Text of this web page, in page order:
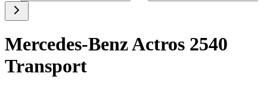
Mercedes-Benz Actros 2540
Transport